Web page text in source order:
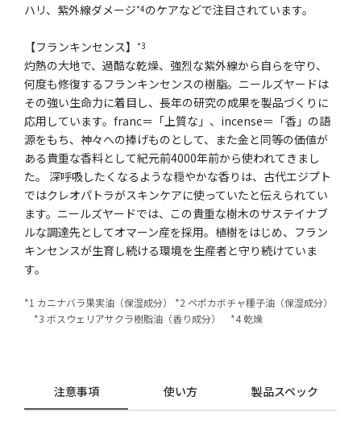
ハリ、紫外線ダメージ*4のケアなどで注目されています。
【フランキンセンス】*3
灼熱の大地で、過酷な乾燥、強烈な紫外線から自らを守り、
何度も修復するフランキンセンスの樹脂。ニールズヤードは
その強い生命力に着目し、長年の研究の成果を製品づくりに
応用しています。franc＝「上質な」、incense＝「香」の語
源をもち、神々への捧げものとして、また金と同等の価値が
ある貴重な香料として紀元前4000年前から使われてきまし
た。 深呼吸したくなるような穏やかな香りは、古代エジプト
ではクレオパトラがスキンケアに使っていたと伝えられてい
ます。ニールズヤードでは、この貴重な樹木のサステイナブ
ルな調達先としてオマーン産を採用。植樹をはじめ、フラン
キンセンスが生育し続ける環境を生産者と守り続けていま
す。
*1 カニナバラ果実油（保湿成分） *2 ペポカボチャ種子油（保湿成分）
*3 ボスウェリアサクラ樹脂油（香り成分） *4 乾燥
注意事項 使い方 製品スペック